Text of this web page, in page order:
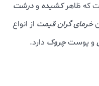
که ظاهرکشیده ودرشت
خرمای گران قیمت از انواع
و پوستچروک دارد.